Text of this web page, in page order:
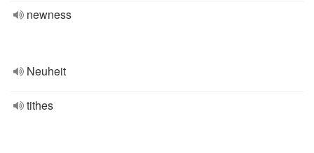
newness
Neuheit
tithes